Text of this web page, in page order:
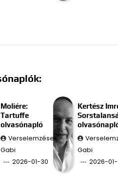
Moliére:
Tartuffe
olvasónapló
Verselemzések
Gabi
2026-01-30
Kertész
Gabi
2026-